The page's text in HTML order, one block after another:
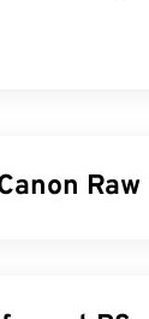
Raw
structure est